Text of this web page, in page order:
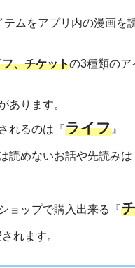
テムをアプリ内の漫画を
、チケットの3種類のア
あります。
れるのは『ライフ 』
読めないお話や先読みは
ョップで購入出来る『
れます。